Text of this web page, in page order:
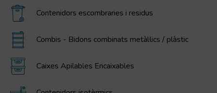
Contenidors escombraries i residus
Combis - Bidons combinats metàl·lics / plàstic
Caixes Apilables Encaixables